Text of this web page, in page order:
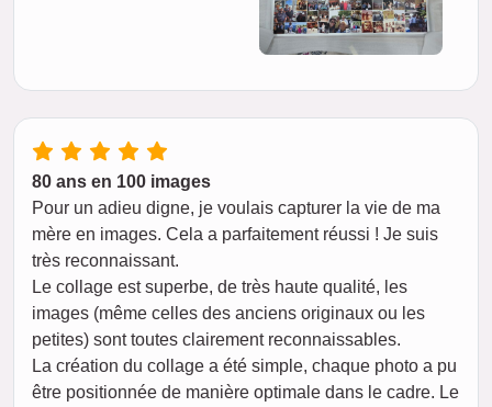
80 ans en 100 images
Pour un adieu digne, je voulais capturer la vie de ma
mère en images. Cela a parfaitement réussi ! Je suis
très reconnaissant.
Le collage est superbe, de très haute qualité, les
images (même celles des anciens originaux ou les
petites) sont toutes clairement reconnaissables.
La création du collage a été simple, chaque photo a pu
être positionnée de manière optimale dans le cadre. Le